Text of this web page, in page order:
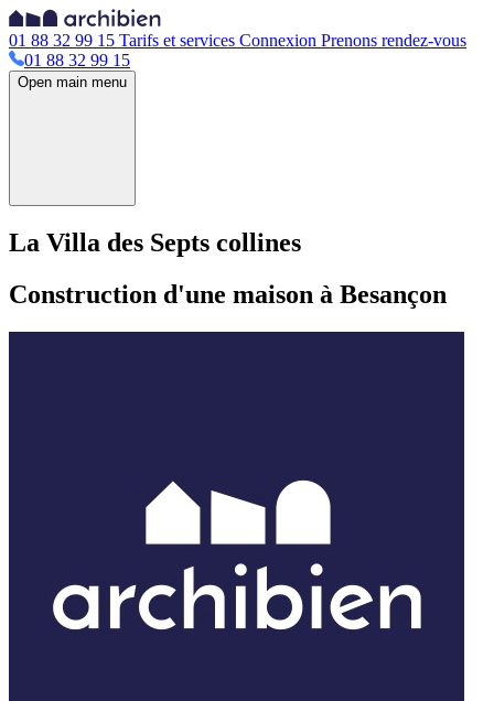
01 88 32 99 15 Tarifs et services Connexion Prenons rendez-vous
01 88 32 99 15
Open main menu
La Villa des Septs collines
Construction d'une maison à Besançon